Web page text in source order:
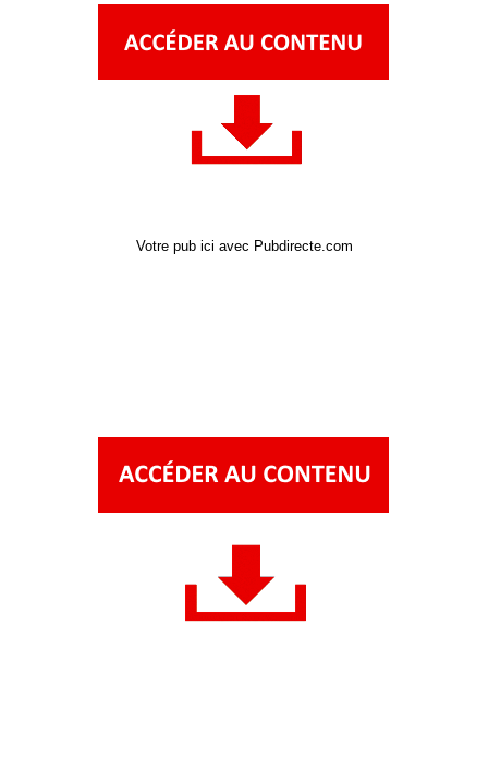
Votre pub ici avec Pubdirecte.com